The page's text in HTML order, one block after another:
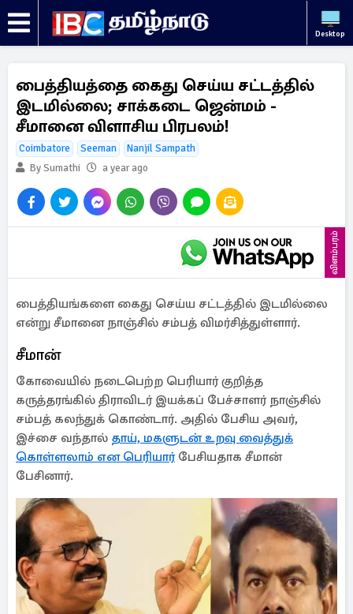
Desktop
பைத்தியத்தை கைது செய்ய சட்டத்தில்
இடமில்லை; சாக்கடை ஜென்மம் -
சீமானை விளாசிய பிரபலம்!
Coimbatore Seeman
Nanjil Sampath
By Sumathi
a year ago
விளம்பரம்
பைத்தியங்களை கைது செய்ய சட்டத்தில் இடமில்லை
என்று சீமானை நாஞ்சில் சம்பத் விமர்சித்துள்ளார்.
சீமான்
கோவையில் நடைபெற்ற பெரியார் குறித்த
கருத்தரங்கில் திராவிடர் இயக்கப் பேச்சாளர் நாஞ்சில்
சம்பத் கலந்துக் கொண்டார். அதில் பேசிய அவர்,
இச்சை வந்தால் தாய், மகளுடன் உறவு வைத்துக்
கொள்ளலாம் என பெரியார்பேசியதாக சீமான்
பேசினார்.